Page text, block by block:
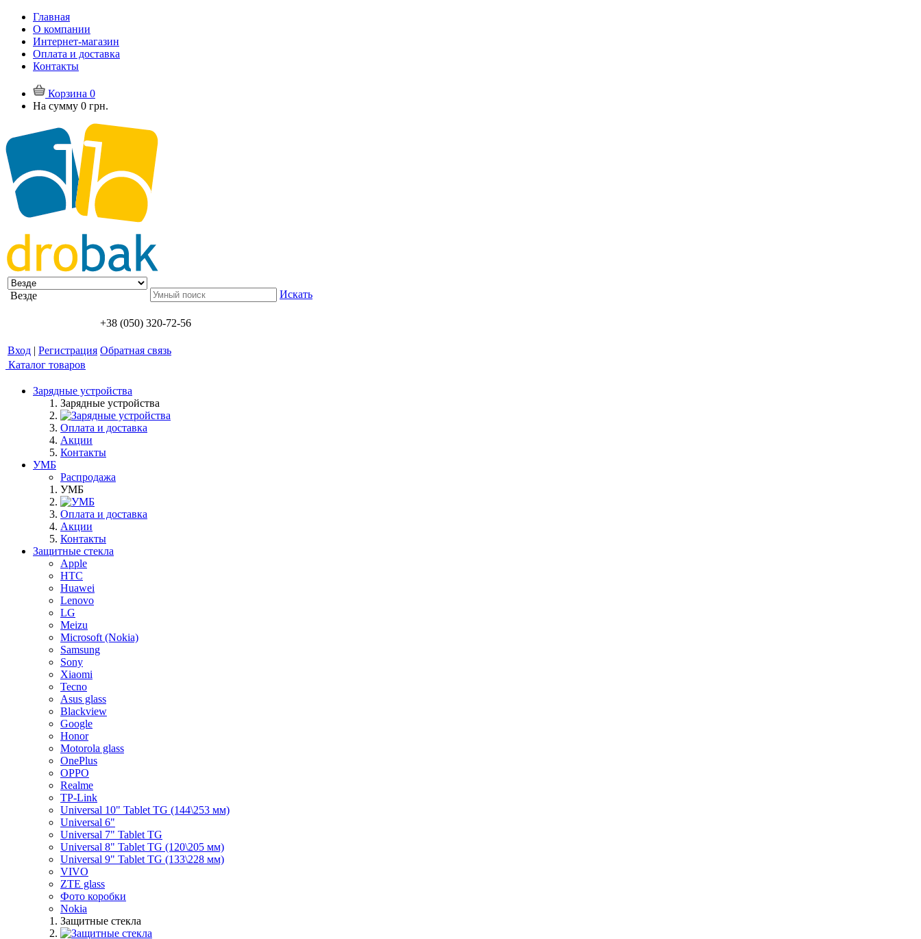
Главная
О компании
Интернет-магазин
Оплата и доставка
Контакты
Корзина 0
На сумму 0 грн.
Везде Искать
+38 (050) 320-72-56
Вход | Регистрация Обратная связь
Каталог товаров
Зарядные устройства
Зарядные устройства
Оплата и доставка
Акции
Контакты
УМБ
Распродажа
УМБ
Оплата и доставка
Акции
Контакты
Защитные стекла
Apple
HTC
Huawei
Lenovo
LG
Meizu
Microsoft (Nokia)
Samsung
Sony
Xiaomi
Tecno
Asus glass
Blackview
Google
Honor
Motorola glass
OnePlus
OPPO
Realme
TP-Link
Universal 10" Tablet TG (144\253 мм)
Universal 6"
Universal 7" Tablet TG
Universal 8" Tablet TG (120\205 мм)
Universal 9" Tablet TG (133\228 мм)
VIVO
ZTE glass
Фото коробки
Nokia
Защитные стекла